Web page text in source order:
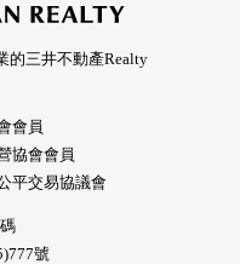
的三井不動產Realty
會員
協會會員
平交易協議會
號